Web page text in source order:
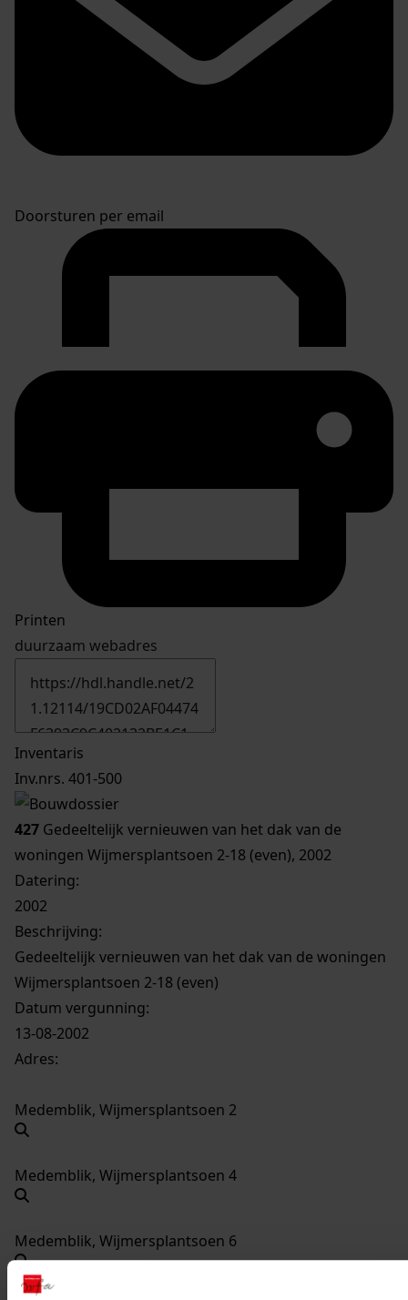
Doorsturen per email
Printen
duurzaam webadres
Inventaris
Inv.nrs. 401-500
427 Gedeeltelijk vernieuwen van het dak van de
woningen Wijmersplantsoen 2-18 (even), 2002
Datering:
2002
Beschrijving:
Gedeeltelijk vernieuwen van het dak van de woningen
Wijmersplantsoen 2-18 (even)
Datum vergunning:
13-08-2002
Adres:
Medemblik, Wijmersplantsoen 2
Medemblik, Wijmersplantsoen 4
Medemblik, Wijmersplantsoen 6